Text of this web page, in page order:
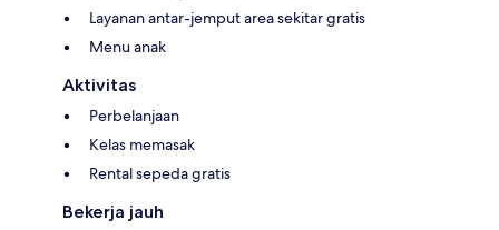
Layanan antar-jemput area sekitar gratis
Menu anak
Aktivitas
Perbelanjaan
Kelas memasak
Rental sepeda gratis
Bekerja jauh